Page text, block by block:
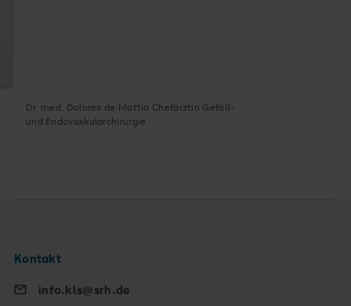
Dr. med. Dolores de Mattia Chefärztin Gefäß-
und Endovaskularchirurgie
Kontakt
info.kls@srh.de